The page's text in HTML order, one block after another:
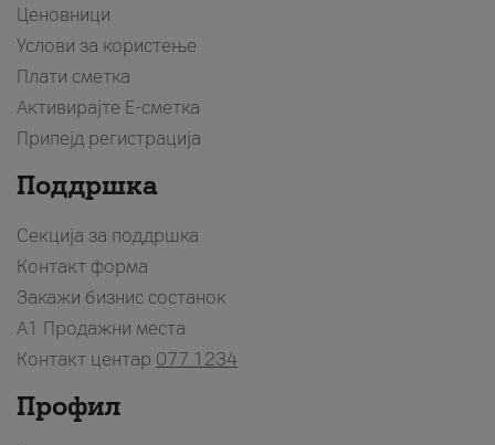
Ценовници
Услови за користење
Плати сметка
Активирајте Е-сметка
Припејд регистрација
Поддршка
Секција за поддршка
Контакт форма
Закажи бизнис состанок
A1 Продажни места
Контакт центар 077 1234
Профил